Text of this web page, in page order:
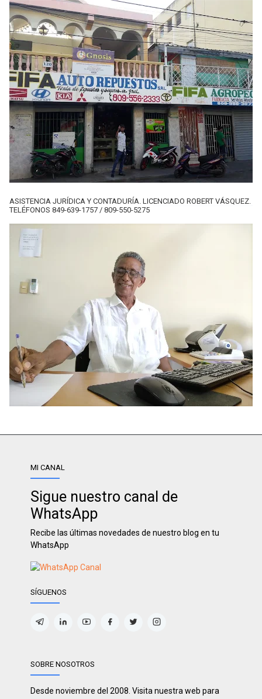
ASISTENCIA JURÍDICA Y CONTADURÍA. LICENCIADO ROBERT VÁSQUEZ.
TELÉFONOS 849-639-1757 / 809-550-5275
MI CANAL
Sigue nuestro canal de
WhatsApp
Recibe las últimas novedades de nuestro blog en tu
WhatsApp
SÍGUENOS
SOBRE NOSOTROS
Desde noviembre del 2008. Visita nuestra web para